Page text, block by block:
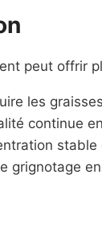
peut offrir
les
continue
grignotage